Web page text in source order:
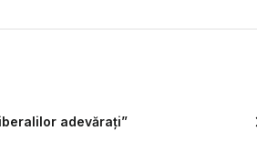
adevărați”